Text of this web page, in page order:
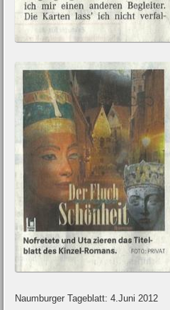
Naumburger Tageblatt: 4.Juni 2012